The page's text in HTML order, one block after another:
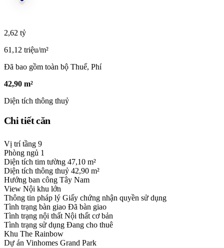
2,62 tỷ
61,12 triệu/m²
Đã bao gồm toàn bộ Thuế, Phí
42,90 m²
Diện tích thông thuỷ
Chi tiết căn
Vị trí tầng 9
Phòng ngủ 1
Diện tích tim tường 47,10 m²
Diện tích thông thuỷ 42,90 m²
Hướng ban công Tây Nam
View Nội khu lớn
Thông tin pháp lý Giấy chứng nhận quyền sử dụng
Tình trạng bàn giao Đã bàn giao
Tình trạng nội thất Nội thất cơ bản
Tình trạng sử dụng Đang cho thuê
Khu The Rainbow
Dự án Vinhomes Grand Park